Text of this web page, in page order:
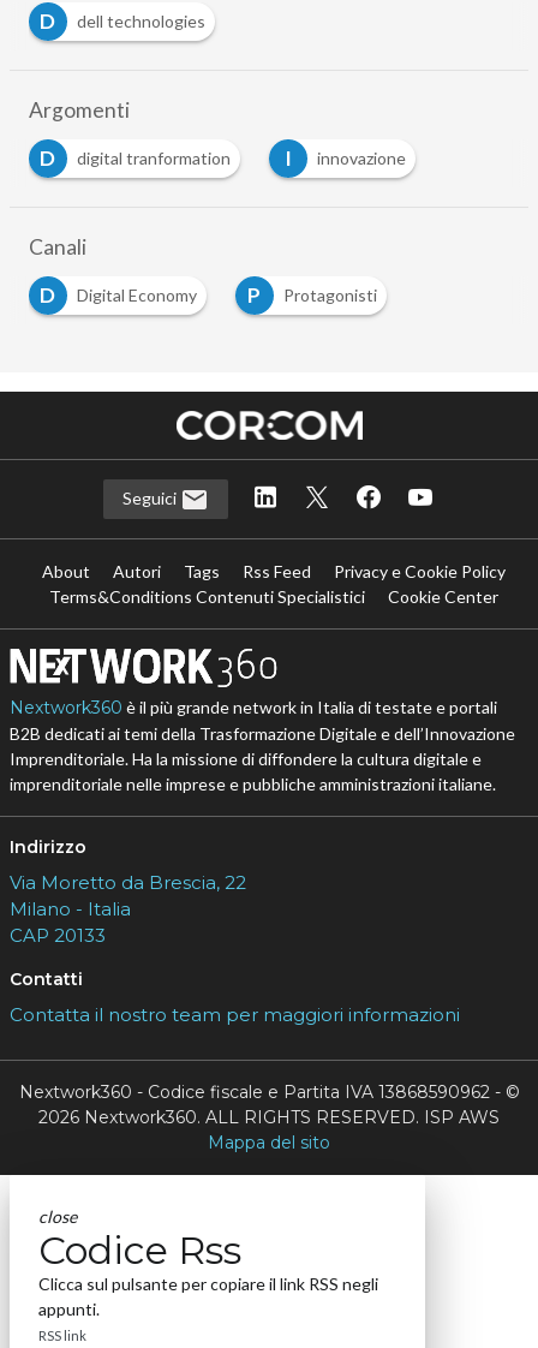
D
dell technologies
Argomenti
D
digital tranformation I innovazione
Canali
D
Digital Economy P Protagonisti
Seguici
About Autori Tags Rss Feed
Privacy e Cookie Policy
Terms&Conditions Contenuti Specialistici
Cookie Center
Nextwork360 è il più grande network in Italia di testate e portali
B2B dedicati ai temi della Trasformazione Digitale e dell’Innovazione
Imprenditoriale. Ha la missione di diffondere la cultura digitale e
imprenditoriale nelle imprese e pubbliche amministrazioni italiane.
Indirizzo
Via Moretto da Brescia, 22
Milano - Italia
CAP 20133
Contatti
Contatta il nostro team per maggiori informazioni
Nextwork360 - Codice fiscale e Partita IVA 13868590962 - ©
2026 Nextwork360. ALL RIGHTS RESERVED. ISP AWS
Mappa del sito
close
Codice Rss
Clicca sul pulsante per copiare il link RSS negli
appunti.
RSS link